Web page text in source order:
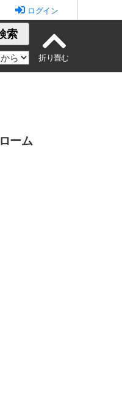
ログイン
索
ーム